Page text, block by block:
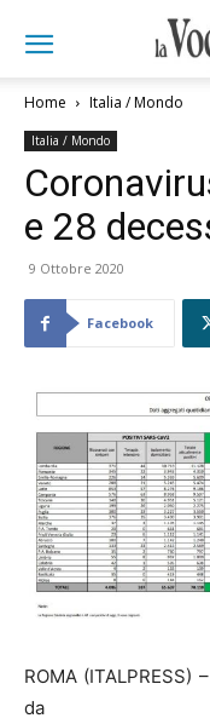
Home Italia / Mondo
Italia / Mondo
e 28
9 Ottobre 2020
Facebook
ROMA (ITALPRESS)
da